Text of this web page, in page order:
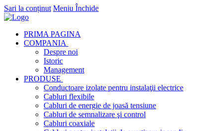
Sari la conținut Meniu Închide
PRIMA PAGINA
COMPANIA
Despre noi
Istoric
Management
PRODUSE
Conductoare izolate pentru instalaţii electrice
Cabluri flexibile
Cabluri de energie de joasă tensiune
Cabluri de semnalizare şi control
Cabluri coaxiale